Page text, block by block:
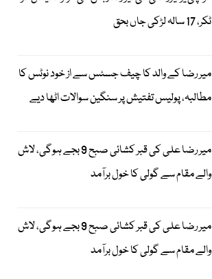
ٹکر، 17 سالہ لڑکی جاں بحق
میر رضا کے والد کا چیف جسٹس سے از خود نوٹس کا
مطالبہ، پولیس تفتیش پر سنگین سوالات اٹھا دیے
میر رضا علی کی قبر کشائی صبح 9 بجے ہوگی، لاش
والے مقام سے گولی کا خول برآمد
میر رضا علی کی قبر کشائی صبح 9 بجے ہوگی، لاش
والے مقام سے گولی کا خول برآمد